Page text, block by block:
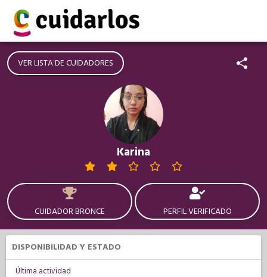
VER LISTA DE CUIDADORES
Karina
CUIDADOR BRONCE PERFIL VERIFICADO
DISPONIBILIDAD Y ESTADO
Última actividad